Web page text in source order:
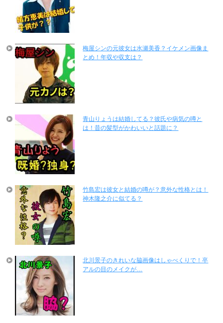
梅屋シンの元彼女は水瀬美香？イケメン画像ま
とめ！年収や収支は？
青山りょうは結婚してる？彼氏や病気の噂と
は！昔の髪型がかわいいと話題に？
竹島宏は彼女と結婚の噂が？意外な性格とは！
神木隆之介に似てる？
北川景子のきれいな脇画像はしゃべくりで！卒
アルの目のメイクが…